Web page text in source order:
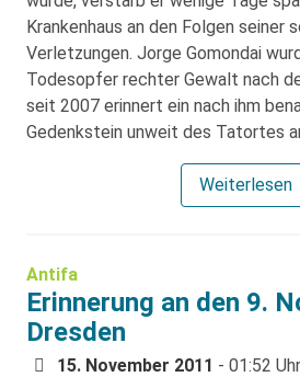
Krankenhaus an den Folgen seiner
Verletzungen. Jorge Gomondai
Todesopfer rechter Gewalt nach
seit 2007 erinnert ein nach ihm
Gedenkstein unweit des Tatortes
Weiterlesen
Antifa
Erinnerung an den 9.
Dresden
15. November 2011 - 01:52